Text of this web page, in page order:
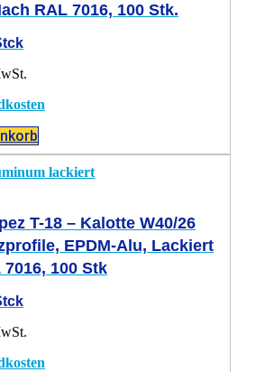
RAL 7016, 100 Stk.
T-18 – Kalotte W40/26
EPDM-Alu, Lackiert
100 Stk